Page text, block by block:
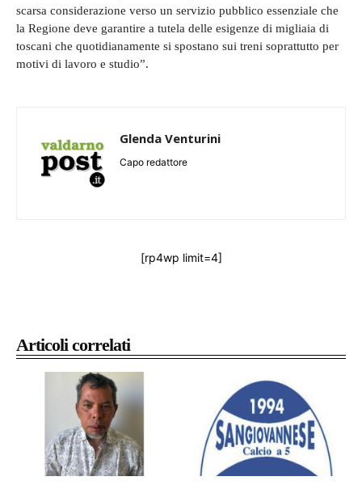
Articoli correlati
scarsa considerazione verso un servizio pubblico essenziale che
la Regione deve garantire a tutela delle esigenze di migliaia di
toscani che quotidianamente si spostano sui treni soprattutto per
motivi di lavoro e studio”.
Glenda Venturini
Capo redattore
[rp4wp limit=4]